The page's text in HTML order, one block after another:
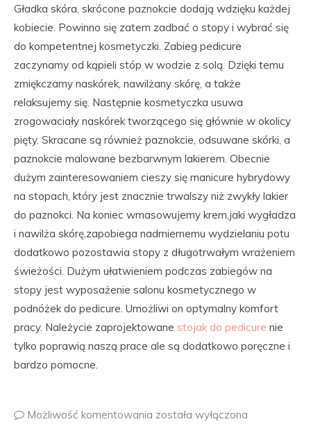
Gładka skóra, skrócone paznokcie dodają wdzięku każdej
kobiecie. Powinno się zatem zadbać o stopy i wybrać się
do kompetentnej kosmetyczki. Zabieg pedicure
zaczynamy od kąpieli stóp w wodzie z solą. Dzięki temu
zmiękczamy naskórek, nawilżany skórę, a także
relaksujemy się. Następnie kosmetyczka usuwa
zrogowaciały naskórek tworzącego się głównie w okolicy
pięty. Skracane są również paznokcie, odsuwane skórki, a
paznokcie malowane bezbarwnym lakierem. Obecnie
dużym zainteresowaniem cieszy się manicure hybrydowy
na stopach, który jest znacznie trwalszy niż zwykły lakier
do paznokci. Na koniec wmasowujemy krem,jaki wygładza
i nawilża skórę,zapobiega nadmiernemu wydzielaniu potu
dodatkowo pozostawia stopy z długotrwałym wrażeniem
świeżości. Dużym ułatwieniem podczas zabiegów na
stopy jest wyposażenie salonu kosmetycznego w
podnóżek do pedicure. Umożliwi on optymalny komfort
pracy. Należycie zaprojektowane stojak do pedicure nie
tylko poprawią naszą prace ale są dodatkowo poręczne i
bardzo pomocne.
Możliwość komentowania została wyłączona